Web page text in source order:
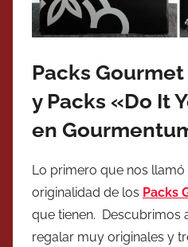
Packs
y Packs «Do It
en
Lo primero que nos llamó
originalidad de los Packs
que tienen. Descubrimos
regalar muy originales y